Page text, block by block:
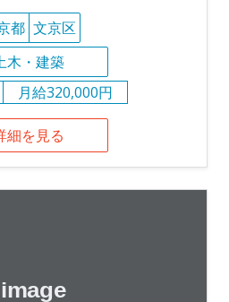
都 文京区
木・建築
月給320,000円
細を見る